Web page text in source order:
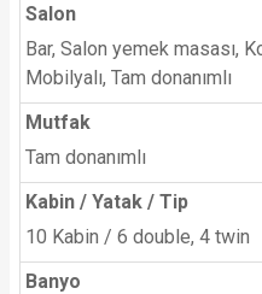
Salon
Bar, Salon yemek masası,
Mobilyalı, Tam donanımlı
Mutfak
Tam donanımlı
Kabin / Yatak / Tip
10 Kabin / 6 double, 4 twin
Banyo